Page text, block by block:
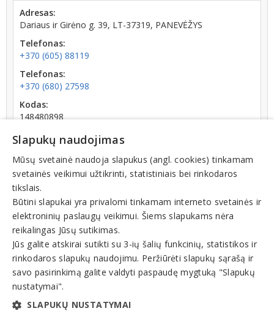
Adresas:
Dariaus ir Girėno g. 39, LT-37319, PANEVĖŽYS
Telefonas:
+370 (605) 88119
Telefonas:
+370 (680) 27598
Kodas:
148480898
Registracijos data:
2002-05-15
Darbuotojų skaičius:
iki 10 darbuotojų
Veiklos sritys
Bendrijos
Daugiabučių namų
Slapukų naudojimas
Mūsų svetainė naudoja slapukus (angl. cookies) tinkamam
svetainės veikimui užtikrinti, statistiniais bei rinkodaros
tikslais.
Būtini slapukai yra privalomi tinkamam interneto svetainės ir
elektroninių paslaugų veikimui. Šiems slapukams nėra
reikalingas Jūsų sutikimas.
Jūs galite atskirai sutikti su 3-ių šalių funkcinių, statistikos ir
rinkodaros slapukų naudojimu. Peržiūrėti slapukų sąrašą ir
savo pasirinkimą galite valdyti paspaudę mygtuką "Slapukų
nustatymai".
SLAPUKŲ NUSTATYMAI